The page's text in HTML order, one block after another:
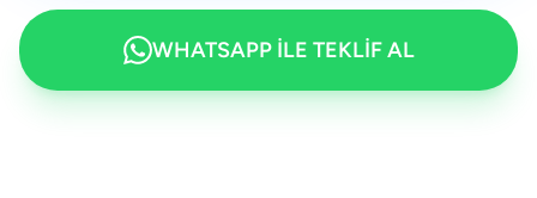
WHATSAPP İLE TEKLİF AL